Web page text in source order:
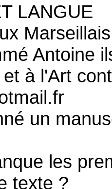
LANGUE
Antoine
à l'Art
un
les
texte ?